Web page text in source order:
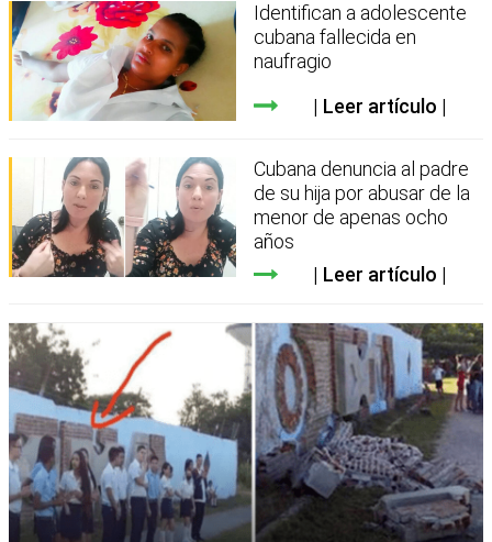
Identifican a adolescente
cubana fallecida en
naufragio
Leer artículo
Cubana denuncia al padre
de su hija por abusar de la
menor de apenas ocho
años
Leer artículo